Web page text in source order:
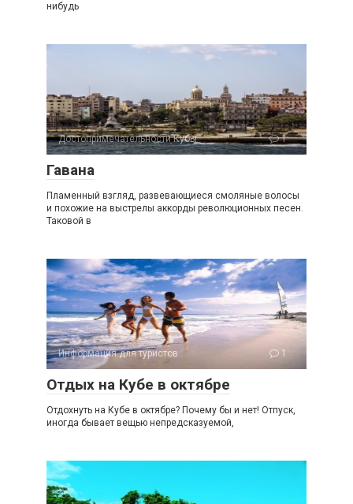
нибудь
Достопримечательности Кубы 1
Гавана
Пламенный взгляд, развевающиеся смоляные волосы
и похожие на выстрелы аккорды революционных песен.
Таковой в
Информация для туристов 1
Отдых на Кубе в октябре
Отдохнуть на Кубе в октябре? Почему бы и нет! Отпуск,
иногда бывает вещью непредсказуемой,